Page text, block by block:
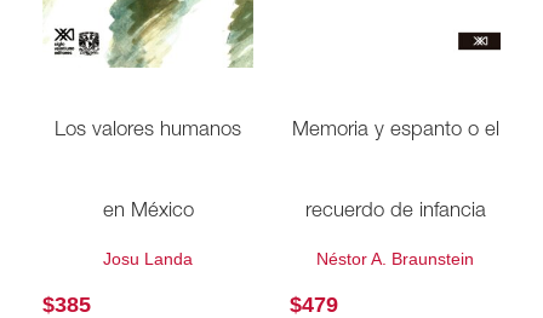
Los valores humanos
en México
Josu Landa
$385
Memoria y espanto o el
recuerdo de infancia
Néstor A. Braunstein
$479